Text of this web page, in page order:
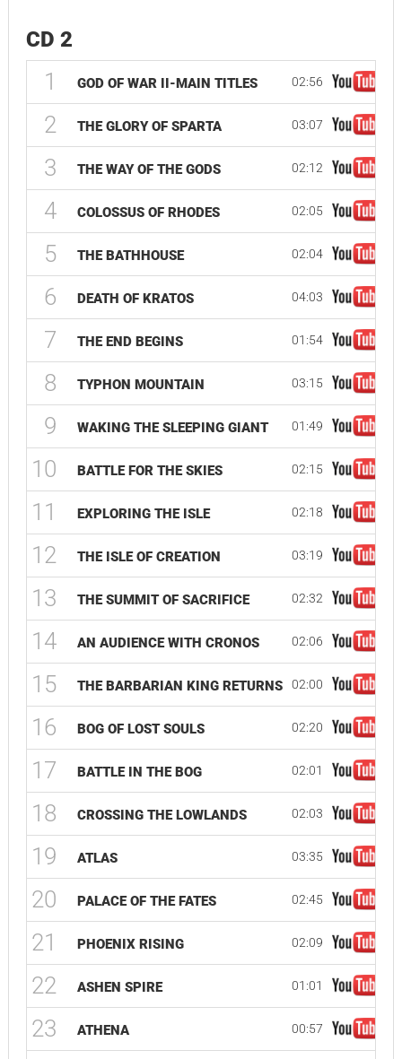
CD 2
1 GOD OF WAR II-MAIN TITLES 02:56
2 THE GLORY OF SPARTA 03:07
3 THE WAY OF THE GODS 02:12
4 COLOSSUS OF RHODES 02:05
5 THE BATHHOUSE 02:04
6 DEATH OF KRATOS 04:03
7 THE END BEGINS 01:54
8 TYPHON MOUNTAIN 03:15
9 WAKING THE SLEEPING GIANT 01:49
10 BATTLE FOR THE SKIES 02:15
11 EXPLORING THE ISLE 02:18
12 THE ISLE OF CREATION 03:19
13 THE SUMMIT OF SACRIFICE 02:32
14 AN AUDIENCE WITH CRONOS 02:06
15 THE BARBARIAN KING RETURNS 02:00
16 BOG OF LOST SOULS 02:20
17 BATTLE IN THE BOG 02:01
18 CROSSING THE LOWLANDS 02:03
19 ATLAS 03:35
20 PALACE OF THE FATES 02:45
21 PHOENIX RISING 02:09
22 ASHEN SPIRE 01:01
23 ATHENA 00:57